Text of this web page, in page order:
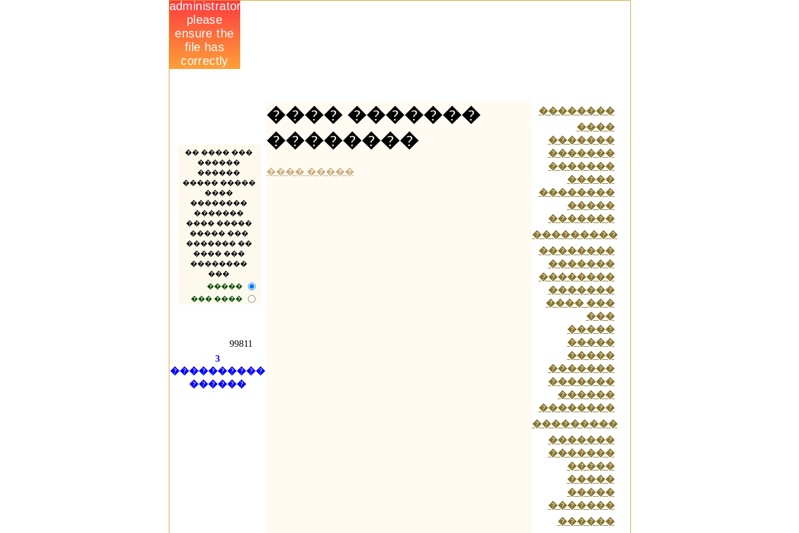
99811
3
����������
������
���� �������
��������
���� �����
��������
����
�������
�������
�������
�����
��������
�����
�������
���������
��������
�������
��������
�������
���� ���
���
�����
�����
�����
�������
�������
������
��������
���������
�������
�������
�����
�����
�����
�������
������